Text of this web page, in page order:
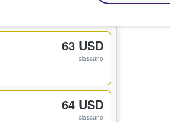
63 USD
ciascuno
64 USD
ciascuno